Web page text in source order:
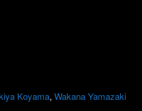
Koyama, Wakana Yamazaki